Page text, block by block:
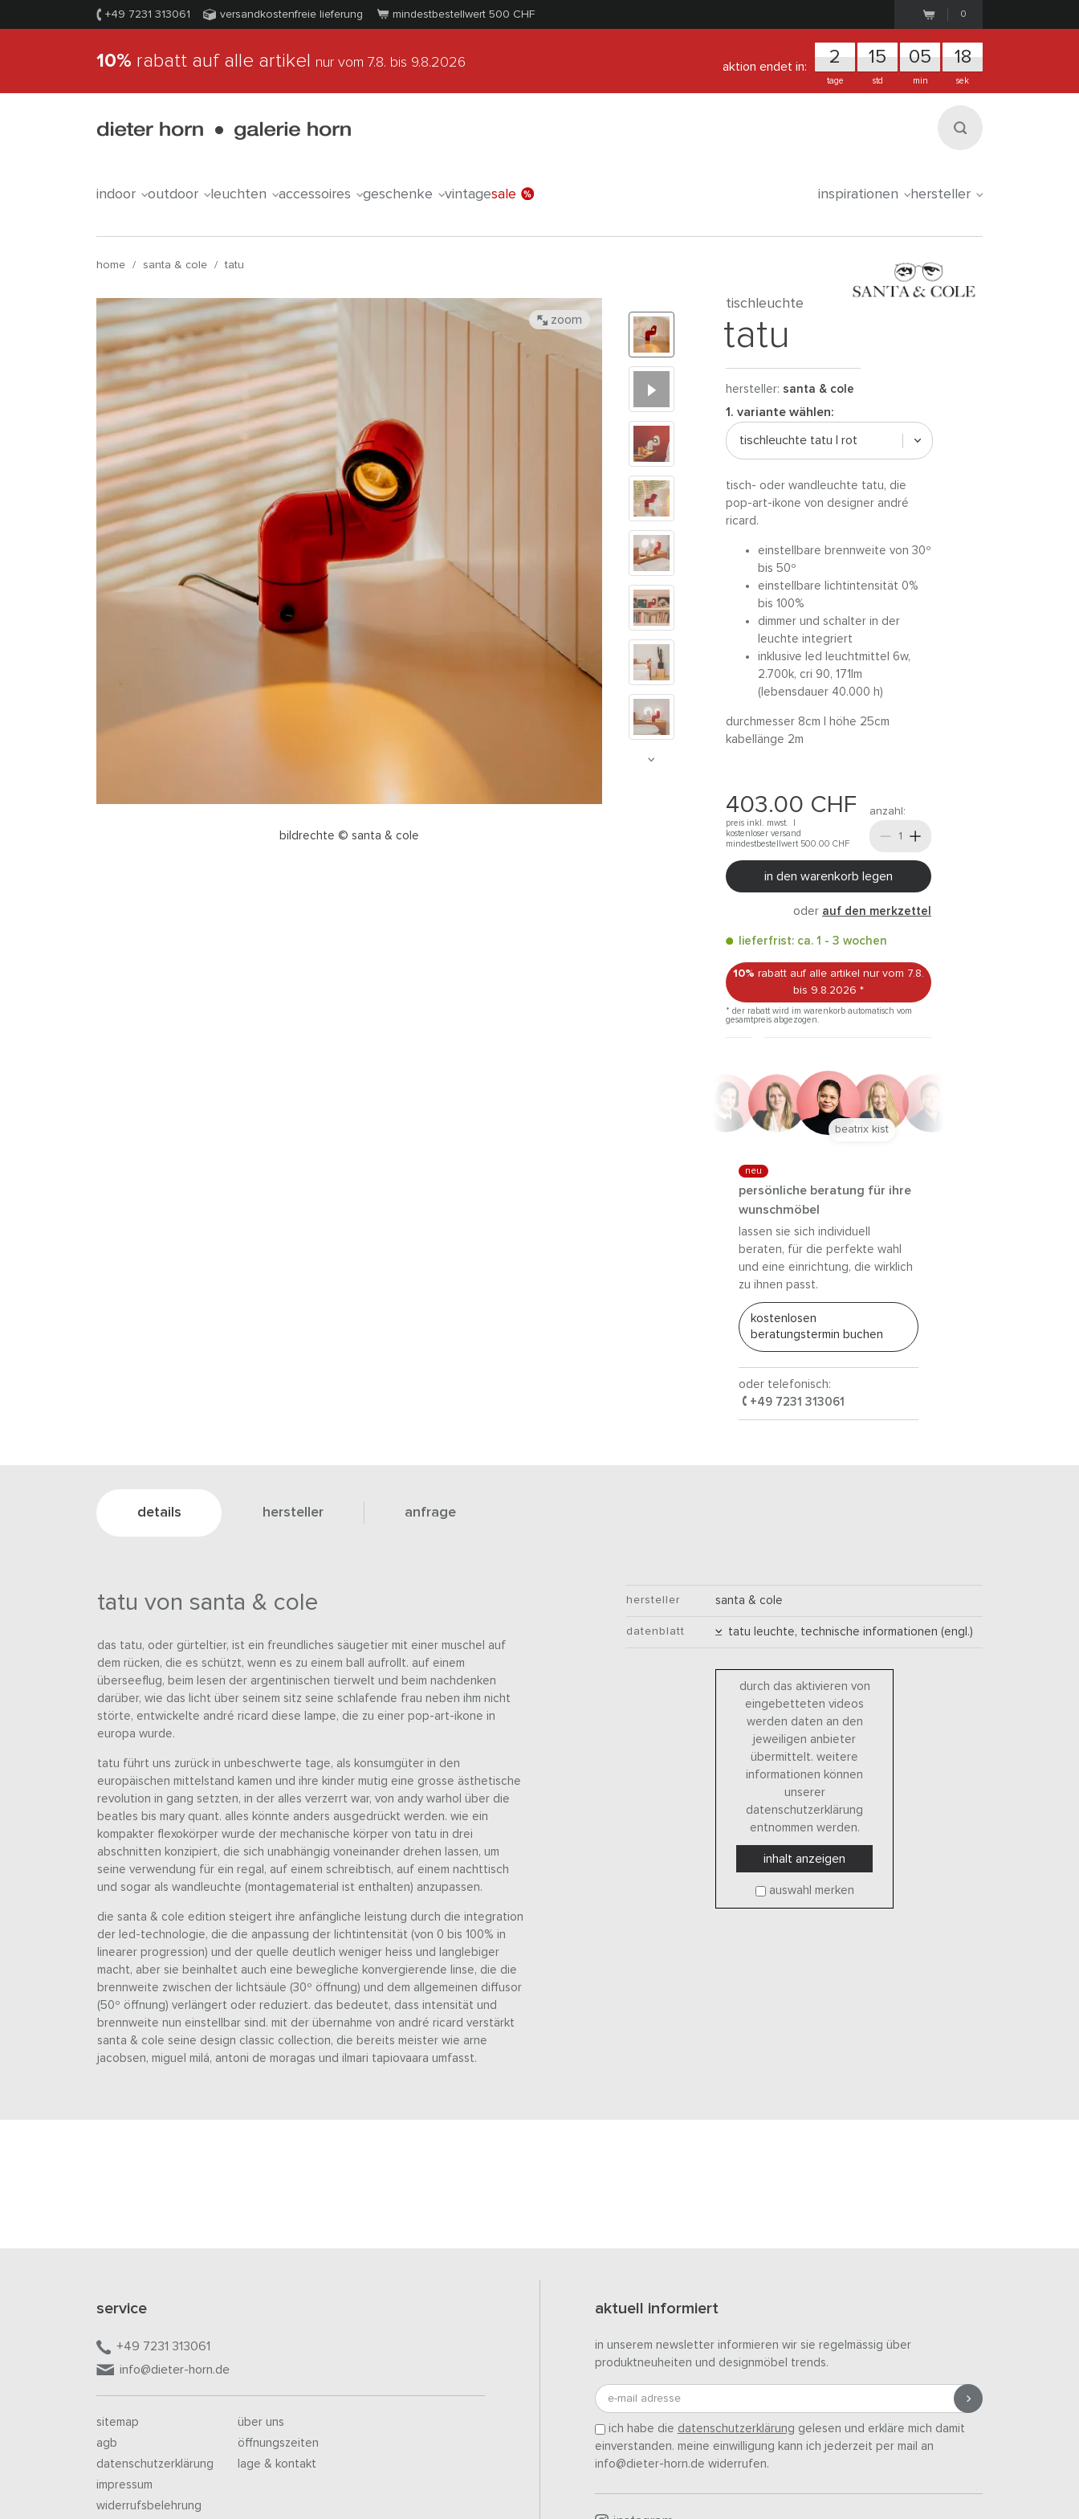
+49 7231 313061 versandkostenfreie lieferung mindestbestellwert 500 CHF 0
10% rabatt auf alle artikel nur vom 7.8. bis 9.8.2026 aktion endet in: 2
tage
15
std
05
min
18
sek
indoor outdoor leuchten accessoires geschenke vintagesale inspirationen hersteller
home / santa & cole / tatu
bildrechte © santa & cole
zoom
tischleuchte
tatu
hersteller: santa & cole
1. variante wählen:
tischleuchte tatu | rot
tisch- oder wandleuchte tatu, die
pop-art-ikone von designer andré
ricard.
einstellbare brennweite von 30º
bis 50º
einstellbare lichtintensität 0%
bis 100%
dimmer und schalter in der
leuchte integriert
inklusive led leuchtmittel 6w,
2.700k, cri 90, 171lm
(lebensdauer 40.000 h)
durchmesser 8cm | höhe 25cm
kabellänge 2m
403.00 CHF
preis inkl. mwst. |
kostenloser versand
mindestbestellwert 500.00 CHF
anzahl:
in den warenkorb legen
oder auf den merkzettel
lieferfrist: ca. 1 - 3 wochen
10% rabatt auf alle artikel nur vom 7.8.
bis 9.8.2026 *
* der rabatt wird im warenkorb automatisch vom
gesamtpreis abgezogen.
neu
persönliche beratung für ihre
wunschmöbel
lassen sie sich individuell
beraten, für die perfekte wahl
und eine einrichtung, die wirklich
zu ihnen passt.
kostenlosen
beratungstermin buchen
oder telefonisch:
+49 7231 313061
anna trautz
details hersteller anfrage
tatu von santa & cole
das tatu, oder gürteltier, ist ein freundliches säugetier mit einer muschel auf
dem rücken, die es schützt, wenn es zu einem ball aufrollt. auf einem
überseeflug, beim lesen der argentinischen tierwelt und beim nachdenken
darüber, wie das licht über seinem sitz seine schlafende frau neben ihm nicht
störte, entwickelte andré ricard diese lampe, die zu einer pop-art-ikone in
europa wurde.
tatu führt uns zurück in unbeschwerte tage, als konsumgüter in den
europäischen mittelstand kamen und ihre kinder mutig eine grosse ästhetische
revolution in gang setzten, in der alles verzerrt war, von andy warhol über die
beatles bis mary quant. alles könnte anders ausgedrückt werden. wie ein
kompakter flexokörper wurde der mechanische körper von tatu in drei
abschnitten konzipiert, die sich unabhängig voneinander drehen lassen, um
seine verwendung für ein regal, auf einem schreibtisch, auf einem nachttisch
und sogar als wandleuchte (montagematerial ist enthalten) anzupassen.
die santa & cole edition steigert ihre anfängliche leistung durch die integration
der led-technologie, die die anpassung der lichtintensität (von 0 bis 100% in
linearer progression) und der quelle deutlich weniger heiss und langlebiger
macht, aber sie beinhaltet auch eine bewegliche konvergierende linse, die die
brennweite zwischen der lichtsäule (30º öffnung) und dem allgemeinen diffusor
(50º öffnung) verlängert oder reduziert. das bedeutet, dass intensität und
brennweite nun einstellbar sind. mit der übernahme von andré ricard verstärkt
santa & cole seine design classic collection, die bereits meister wie arne
jacobsen, miguel milá, antoni de moragas und ilmari tapiovaara umfasst.
hersteller santa & cole
datenblatt tatu leuchte, technische informationen (engl.)
durch das aktivieren von
eingebetteten videos
werden daten an den
jeweiligen anbieter
übermittelt. weitere
informationen können
unserer
datenschutzerklärung
entnommen werden.
inhalt anzeigen
auswahl merken
service
+49 7231 313061
info@dieter-horn.de
sitemap
agb
datenschutzerklärung
impressum
widerrufsbelehrung
über uns
öffnungszeiten
lage & kontakt
aktuell informiert
in unserem newsletter informieren wir sie regelmässig über
produktneuheiten und designmöbel trends.
e-mail adresse
ich habe die datenschutzerklärung gelesen und erkläre mich damit
einverstanden. meine einwilligung kann ich jederzeit per mail an
info@dieter-horn.de widerrufen.